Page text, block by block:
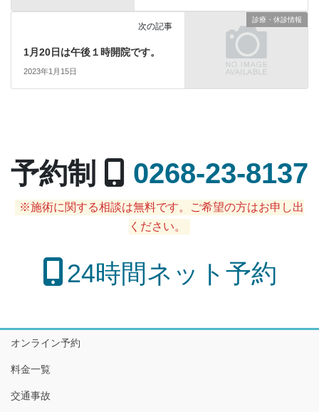
診療・休診情報
次の記事
1月20日は午後１時開院です。
2023年1月15日
予約制 0268-23-8137
※施術に関する相談は無料です。ご希望の方はお申し出
ください。
24時間ネット予約
オンライン予約
料金一覧
交通事故